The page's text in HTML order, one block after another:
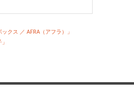
クス ／ AFRA（アフラ）」